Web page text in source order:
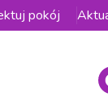
pokój